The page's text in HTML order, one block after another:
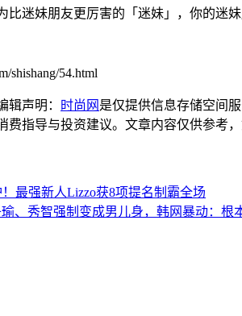
妹朋友更厉害的「迷妹」，你的迷妹
shishang/54.html
辑声明： 时尚网 是仅提供信息存储空间
指导与投资建议。文章内容仅供参考，
最强新人Lizzo获8项提名制霸全场
、秀智强制变成男儿身，韩网暴动：根